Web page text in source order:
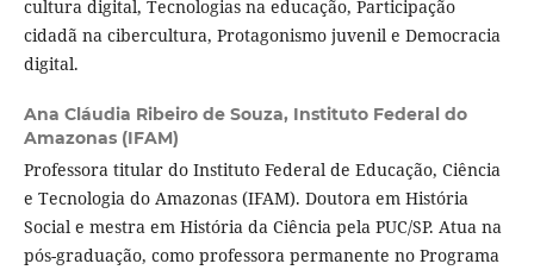
cultura digital, Tecnologias na educação, Participação
cidadã na cibercultura, Protagonismo juvenil e Democracia
digital.
Ana Cláudia Ribeiro de Souza, Instituto Federal do
Amazonas (IFAM)
Professora titular do Instituto Federal de Educação, Ciência
e Tecnologia do Amazonas (IFAM). Doutora em História
Social e mestra em História da Ciência pela PUC/SP. Atua na
pós-graduação, como professora permanente no Programa